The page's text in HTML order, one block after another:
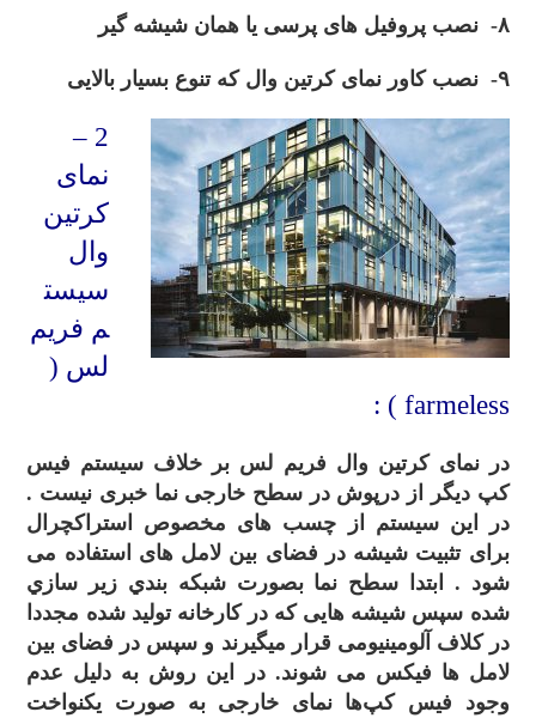
۸- نصب پروفیل های پرسی یا همان شیشه گیر
۹- نصب کاور نمای کرتین وال که تنوع بسیار بالایی
2 –
نمای
کرتین
وال
سیست
م فریم
لس (
farmeless ) :
در نمای کرتین وال فریم لس بر خلاف سیستم فیس
کپ دیگر از درپوش در سطح خارجی نما خبری نیست .
در این سیستم از چسب های مخصوص استراکچرال
برای تثبیت شیشه در فضای بین لامل های استفاده می
شود . ابتدا سطح نما بصورت شبکه بندي زير سازي
شده سپس شیشه هایی که در کارخانه تولید شده مجددا
در کلاف آلومینیومی قرار میگیرند و سپس در فضای بین
لامل ها فیکس می شوند. در این روش به دلیل عدم
وجود فیس کپ‌ها نمای خارجی به صورت یکنواخت